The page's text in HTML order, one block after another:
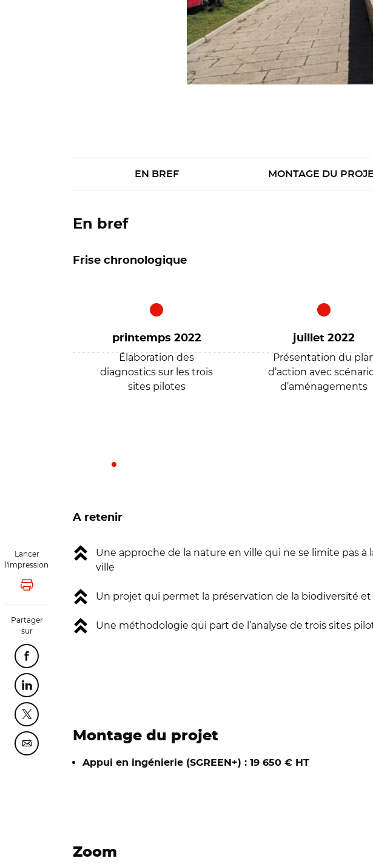
Lancer
l'impression
Lancer l'impression
Partager
sur
Partager cette page sur Facebook
Partager cette page sur Linkedin
Partager cette page sur Twitter
Partager cette page sur Courriel
EN BREF MONTAGE DU
En bref
Frise chronologique
printemps 2022
Élaboration des
diagnostics sur les trois
sites pilotes
juillet 2022
Présentation du
d’action avec
d’aménagements
A retenir
Une approche de la nature en ville qui ne se limite pas
ville
Un projet qui permet la préservation de la biodiversité
Une méthodologie qui part de l’analyse de trois sites
Montage du projet
Appui en ingénierie (SGREEN+) : 19 650 € HT
Zoom